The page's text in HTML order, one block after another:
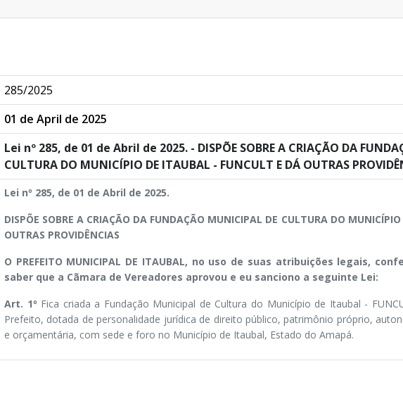
285/2025
01 de April de 2025
Lei nº 285, de 01 de Abril de 2025. - DISPÕE SOBRE A CRIAÇÃO DA
CULTURA DO MUNICÍPIO DE ITAUBAL - FUNCULT E DÁ OUTRAS
Lei nº 285, de 01 de Abril de 2025.
DISPÕE SOBRE A CRIAÇÃO DA FUNDAÇÃO MUNICIPAL DE CULTURA DO
OUTRAS PROVIDÊNCIAS
O PREFEITO MUNICIPAL DE ITAUBAL, no uso de suas atribuições legais,
saber que a Cãmara de Vereadores aprovou e eu sanciono a seguinte Lei:
Art. 1º Fica criada a Fundação Municipal de Cultura do Município de Itaubal -
Prefeito, dotada de personalidade jurídica de direito público, patrimônio próprio,
e orçamentária, com sede e foro no Município de Itaubal, Estado do Amapá.